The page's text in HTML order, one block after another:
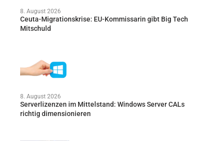
8. August 2026
Ceuta-Migrationskrise: EU-Kommissarin gibt Big Tech
Mitschuld
8. August 2026
Serverlizenzen im Mittelstand: Windows Server CALs
richtig dimensionieren